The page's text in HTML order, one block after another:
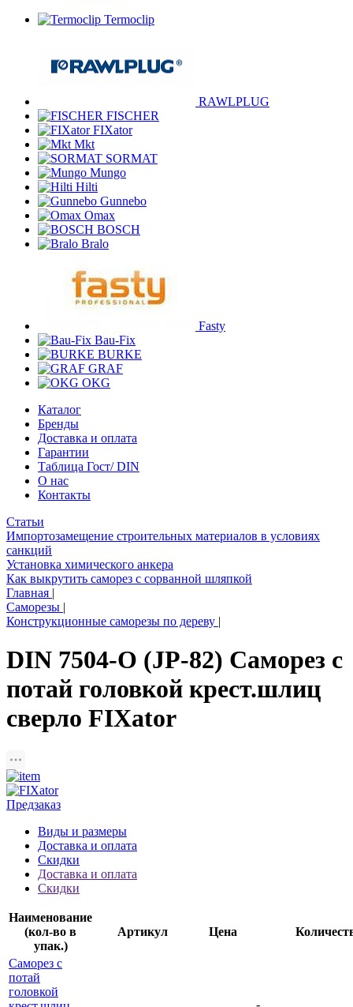
Termoclip
RAWLPLUG
FISCHER
FIXator
Mkt
SORMAT
Mungo
Hilti
Gunnebo
Omax
BOSCH
Bralo
Fasty
Bau-Fix
BURKE
GRAF
OKG
Каталог
Бренды
Доставка и оплата
Гарантии
Таблица Гост/ DIN
О нас
Контакты
Статьи
Импортозамещение строительных материалов в условиях
санкций
Установка химического анкера
Как выкрутить саморез с сорванной шляпкой
Главная |
Саморезы |
Конструкционные саморезы по дереву |
DIN 7504-O (JP-82) Саморез с
потай головкой крест.шлиц
сверло FIXator
Предзаказ
Виды и размеры
Доставка и оплата
Скидки
Доставка и оплата
Скидки
Наименование
(кол-во в
упак.)
Артикул Цена
Саморез с
потай
головкой
-